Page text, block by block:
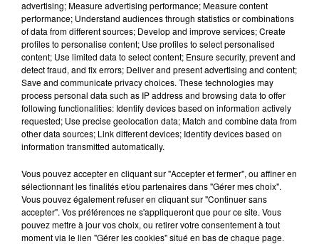
10h20
Incendies suspects en Deux-
Sèvres et en Maine-et-Loire :
un...
Jeux Voir plus
Gagnez vos places pour le
festival Marché Gourmand 2026
à Coulon !
advertising; Measure advertising performance; Measure content
performance; Understand audiences through statistics or combinations
of data from different sources; Develop and improve services; Create
profiles to personalise content; Use profiles to select personalised
content; Use limited data to select content; Ensure security, prevent and
detect fraud, and fix errors; Deliver and present advertising and content;
Save and communicate privacy choices. These technologies may
process personal data such as IP address and browsing data to offer
following functionalities: Identify devices based on information actively
requested; Use precise geolocation data; Match and combine data from
other data sources; Link different devices; Identify devices based on
information transmitted automatically.
Vous pouvez accepter en cliquant sur "Accepter et fermer", ou affiner en
sélectionnant les finalités et/ou partenaires dans "Gérer mes choix".
Vous pouvez également refuser en cliquant sur "Continuer sans
accepter". Vos préférences ne s'appliqueront que pour ce site. Vous
pouvez mettre à jour vos choix, ou retirer votre consentement à tout
moment via le lien "Gérer les cookies" situé en bas de chaque page.